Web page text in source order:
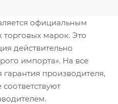
официальным
марок. Это
действительно
импорта». На все
гарантия производителя,